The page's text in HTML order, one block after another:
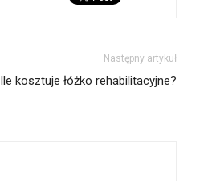
Następny artykuł
Ile kosztuje łóżko rehabilitacyjne?